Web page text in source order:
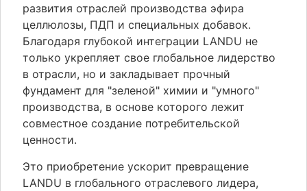
развития отраслей производства эфира
целлюлозы, ПДП и специальных добавок.
Благодаря глубокой интеграции LANDU не
только укрепляет свое глобальное лидерство
в отрасли, но и закладывает прочный
фундамент для "зеленой" химии и "умного"
производства, в основе которого лежит
совместное создание потребительской
ценности.
Это приобретение ускорит превращение
LANDU в глобального отраслевого лидера,